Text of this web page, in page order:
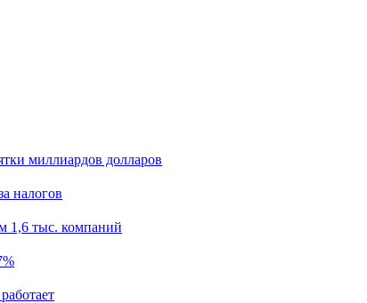
миллиардов долларов
налогов
1,6 тыс. компаний